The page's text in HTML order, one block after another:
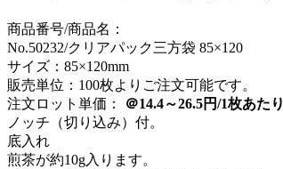
商品番号/商品名：
No.50232/クリアパック三方袋 85×120
サイズ：85×120mm
販売単位：100枚よりご注文可能です。
注文ロット単価：
＠14.4～26.5円/1枚あたり
ノッチ（切り込み）付。
底入れ
煎茶が約10g入ります。